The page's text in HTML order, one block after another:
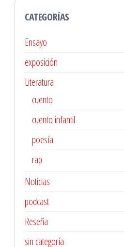
CATEGORÍAS
Ensayo
exposición
Literatura
cuento
cuento infantil
poesía
rap
Noticias
podcast
Reseña
sin categoría